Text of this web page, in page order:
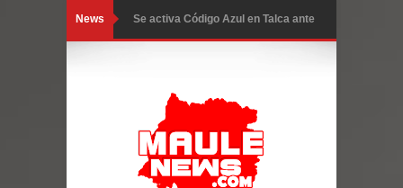
News Se activa Código Azul en Talca ante
GORE Maule figura tercero a nivel
nacional en gasto por viajes y
traslados con $133 millones